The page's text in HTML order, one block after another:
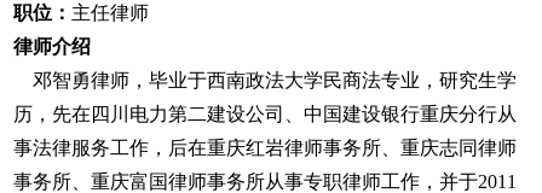
职位： 主任律师
律师介绍
邓智勇律师，毕业于西南政法大学民商法专业，研究生学
历，先在四川电力第二建设公司、中国建设银行重庆分行从
事法律服务工作，后在重庆红岩律师事务所、重庆志同律师
事务所、重庆富国律师事务所从事专职律师工作，并于2011